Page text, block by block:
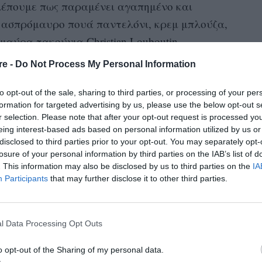
- Do Not Process My Personal Information
opt-out of the sale, sharing to third parties, or processing of your
for targeted advertising by us, please use the below opt-out
selection. Please note that after your opt-out request is processed
interest-based ads based on personal information utilized by us
to third parties prior to your opt-out. You may separately
of your personal information by third parties on the IAB’s list of
This information may also be disclosed by us to third parties on the
Participants that may further disclose it to other third parties.
Data Processing Opt Outs
opt-out of the Sharing of my personal data.
πως παραμένει αγαπημένο και
πουά παντελόνι, κρεμ μπλούζα,
τακούνια Christian Louboutin.
χρυσό ρολόι και μια μαύρη τσάντα Fendi.
πουκάμισο με μακριά μανίκια με ένα
του με καφέ παντελόνι, λευκά
το σύνολο με ένα ρολόι.
η ηθοποιός του Gossip Girl ανέβηκε στην
επίσης για να ποζάρουν για φωτογραφίες
σε δημόσιες επιδείξεις τρυφερότητας.
τρυφερά την πλάτη του Reynolds. Οι δυο
και έχουν τέσσερα παιδιά: τη Τζέιμς, την